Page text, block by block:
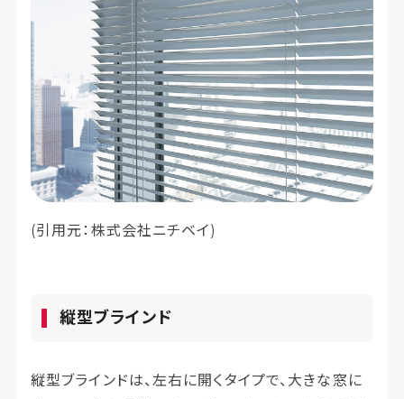
(引用元：株式会社ニチベイ)
縦型ブラインド
縦型ブラインドは、左右に開くタイプで、大きな窓に